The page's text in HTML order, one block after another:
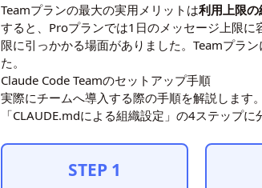
Teamプランの最大の実用メリットは利用上限の
すると、Proプランでは1日のメッセージ上限
限に引っかかる場面がありました。Teamプラ
た。
Claude Code Teamのセットアップ手順
実際にチームへ導入する際の手順を解説します
「CLAUDE.mdによる組織設定」の4ステップに
STEP 1